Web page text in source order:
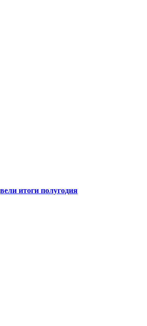
итоги полугодия